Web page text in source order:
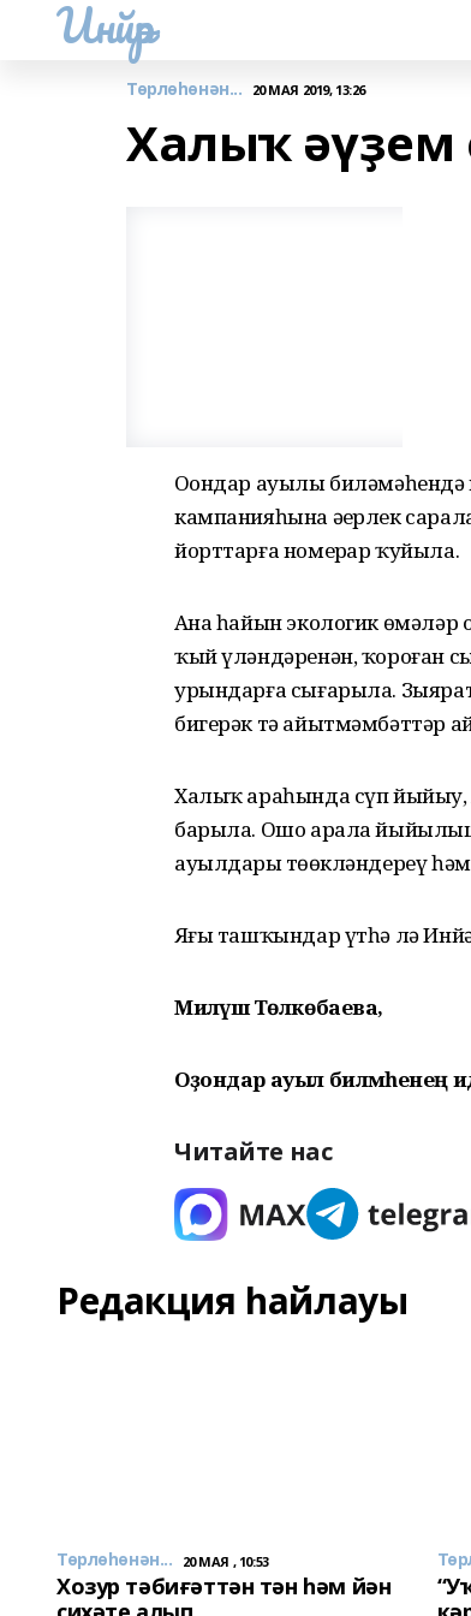
Инйәр
Төрлөһөнән... 20 МАЯ 2019, 13:26
Халыҡ
Оҙондар ауылы биләмәһендә
кампанияһына әҙерлек
йорттарға номерҙар ҡуйыла.
Аҙна һайын экологик
ҡый үләндәренән, ҡороған
урындарға сығарыла.
бигерәк тә айытмәмбәттәр
Халыҡ араһында сүп йыйыу,
барыла. Ошо арала
ауылдарҙы төҙөкләндереү
Яҙғы ташҡындар үтһә лә
Миләүшә Төлкөбаева,
Оҙондар ауыл биләмәһенең
Читайте нас
Редакция һайлауы
Төрлөһөнән... 20 МАЯ , 10:53
Хозур тәбиғәттән тән һәм йән